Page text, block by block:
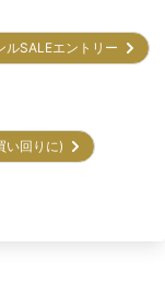
ルSALEエントリー
い回りに)